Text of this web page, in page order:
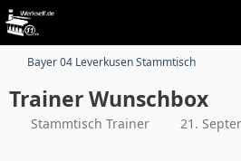
Bayer 04 Leverkusen Stammtisch
Trainer Wunschbox
Stammtisch Trainer 21.